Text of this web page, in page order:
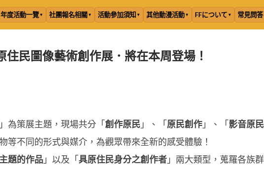
年度活動一覽 社團報名相關 活動參加須知 其他動漫活動 FFについて 常見問答
住民圖像藝術創作展．將在本周登場！
」為策展主題，現場共分「創作原民 」、「原民創作 」、「影音原民
等不同的形式與媒介，為觀眾帶來全新的感受體驗！
題的作品 」以及「具原住民身分之創作者 」兩大類型，蒐羅各族